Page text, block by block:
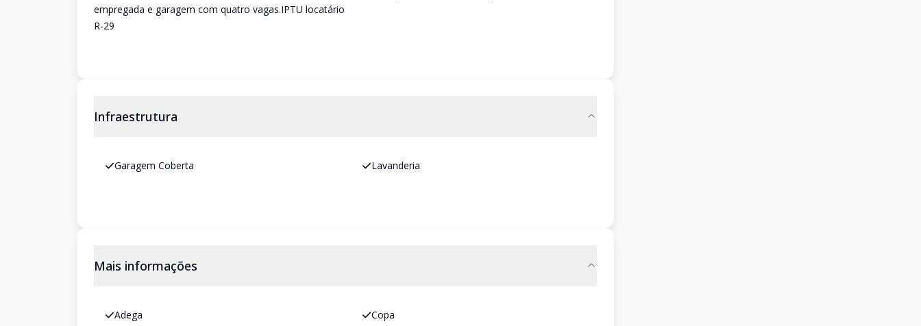
empregada e garagem com quatro vagas.IPTU locatário
R-29
Infraestrutura
Garagem Coberta Lavanderia
Mais informações
Adega Copa